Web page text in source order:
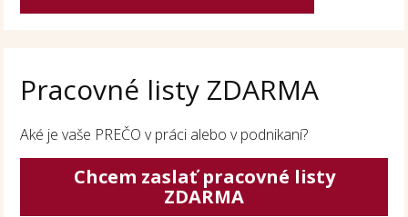
Pracovné listy ZDARMA
Aké je vaše PREČO v práci alebo v podnikaní?
Chcem zaslať pracovné listy
ZDARMA